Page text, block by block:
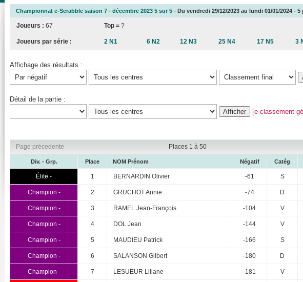
Championnat e-Scrabble saison 7 - décembre 2023 5 sur 5 - Du vendredi 29/12/2023 au lundi 01/01/2024 - 5
Joueurs : 67 Top = ?
Joueurs par série : 2 N1 6 N2 12 N3 25 N4 17 N5 3
Affichage des résultats :
Détail de la partie :
[e-classement
Page précedente Places 1 à 50
Div. - Grp. Place NOM Prénom Négatif Catég
Élite - 1 BERNARDIN Olivier -61 S
Champion - 2 GRUCHOT Annie -74 D
Champion - 3 RAMEL Jean-François -104 V
Champion - 4 DOL Jean -144 V
Champion - 5 MAUDIEU Patrick -166 S
Champion - 6 SALANSON Gilbert -180 D
Champion - 7 LESUEUR Liliane -181 V